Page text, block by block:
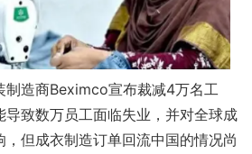
制造商Beximco宣布裁减4万名工
导致数万员工面临失业，并对全球成
但成衣制造订单回流中国的情况尚